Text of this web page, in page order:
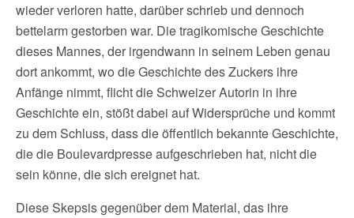
wieder verloren hatte, darüber schrieb und dennoch
bettelarm gestorben war. Die tragikomische Geschichte
dieses Mannes, der irgendwann in seinem Leben genau
dort ankommt, wo die Geschichte des Zuckers ihre
Anfänge nimmt, flicht die Schweizer Autorin in ihre
Geschichte ein, stößt dabei auf Widersprüche und kommt
zu dem Schluss, dass die öffentlich bekannte Geschichte,
die die Boulevardpresse aufgeschrieben hat, nicht die
sein könne, die sich ereignet hat.
Diese Skepsis gegenüber dem Material, das ihre